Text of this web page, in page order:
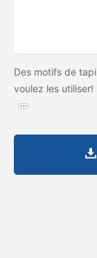
Des motifs de
voulez les